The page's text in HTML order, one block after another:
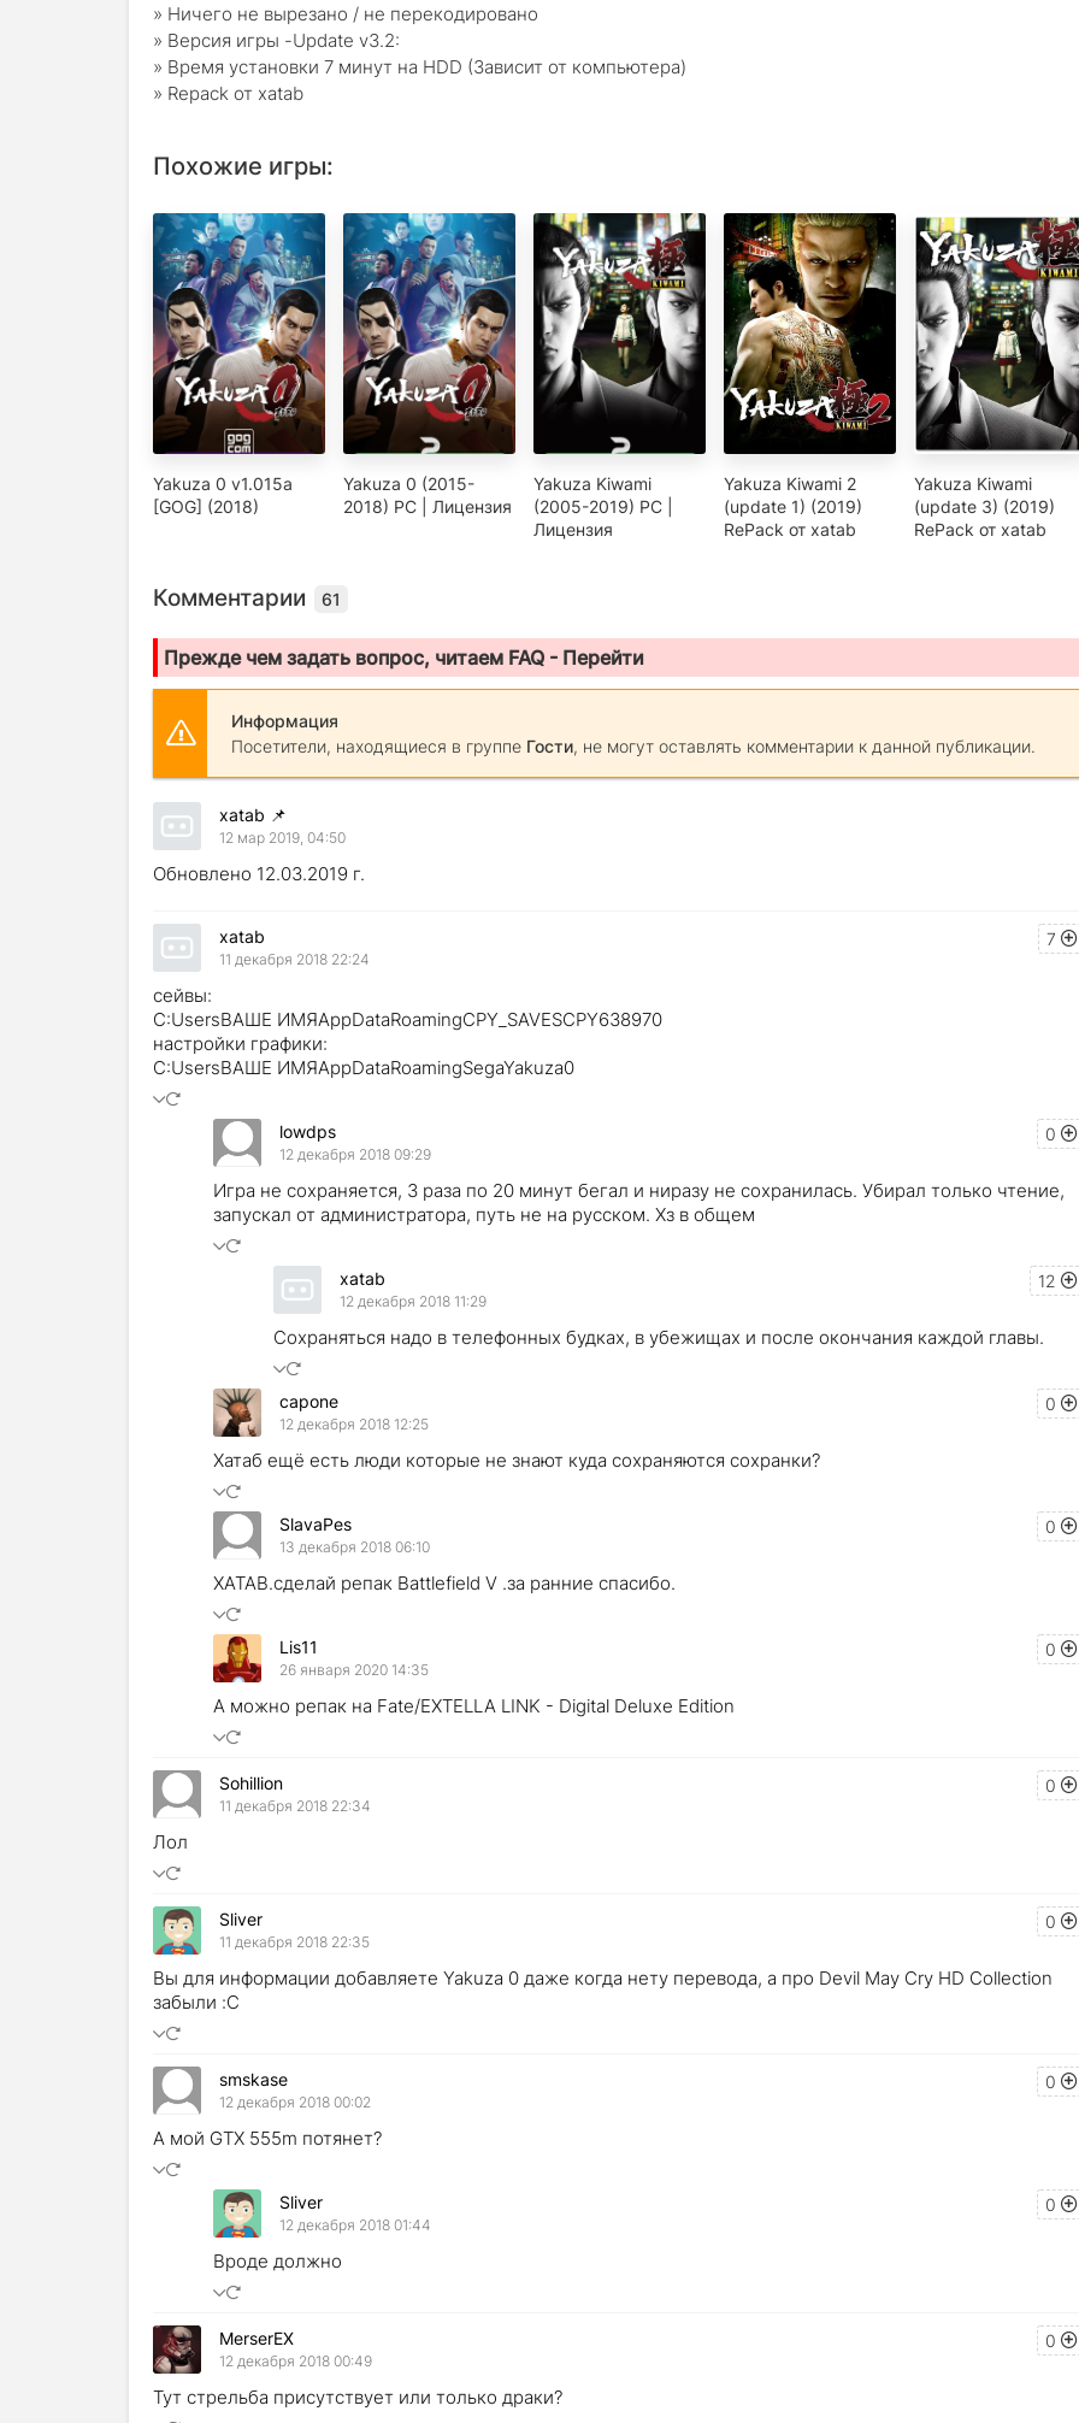
» Ничего не вырезано / не перекодировано
» Версия игры -Update v3.2:
» Время установки 7 минут на HDD (Зависит от компьютера)
» Repack от xatab
Похожие игры:
Yakuza 0 v1.015a
[GOG] (2018)
Yakuza 0 (2015-
2018) PC | Лицензия
Yakuza Kiwami
(2005-2019) PC |
Лицензия
Yakuza Kiwami 2
(update 1) (2019)
RePack от xatab
Yakuza Kiwami
(update 3) (2019)
RePack от xatab
Комментарии 61
Прежде чем задать вопрос, читаем FAQ - Перейти
Информация
Посетители, находящиеся в группе Гости, не могут оставлять комментарии к данной публикации.
xatab 📌
12 мар 2019, 04:50
Обновлено 12.03.2019 г.
7
xatab
11 декабря 2018 22:24
сейвы:
C:UsersВАШЕ ИМЯAppDataRoamingCPY_SAVESCPY638970
настройки графики:
C:UsersВАШЕ ИМЯAppDataRoamingSegaYakuza0
0
lowdps
12 декабря 2018 09:29
Игра не сохраняется, 3 раза по 20 минут бегал и ниразу не сохранилась. Убирал только чтение,
запускал от администратора, путь не на русском. Хз в общем
12
xatab
12 декабря 2018 11:29
Сохраняться надо в телефонных будках, в убежищах и после окончания каждой главы.
0
capone
12 декабря 2018 12:25
Хатаб ещё есть люди которые не знают куда сохраняются сохранки?
0
SlavaPes
13 декабря 2018 06:10
ХАТАB.сделай репак Battlefield V .за ранние спасибо.
0
Lis11
26 января 2020 14:35
А можно репак на Fate/EXTELLA LINK - Digital Deluxe Edition
0
Sohillion
11 декабря 2018 22:34
Лол
0
Sliver
11 декабря 2018 22:35
Вы для информации добавляете Yakuza 0 даже когда нету перевода, а про Devil May Cry HD Collection
забыли :C
0
smskase
12 декабря 2018 00:02
А мой GTX 555m потянет?
0
Sliver
12 декабря 2018 01:44
Вроде должно
0
MerserEX
12 декабря 2018 00:49
Тут стрельба присутствует или только драки?